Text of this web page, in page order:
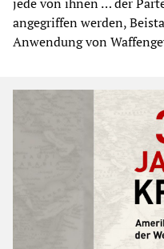
angegriffen werden,
Anwendung von